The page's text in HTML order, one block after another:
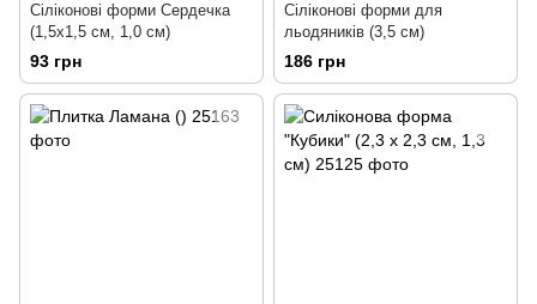
Сіліконові форми Сердечка
(1,5х1,5 см, 1,0 см)
93 грн
Сіліконові форми для
льодяників (3,5 см)
186 грн